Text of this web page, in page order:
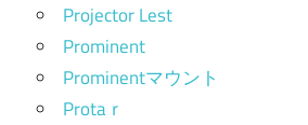
Projector Lest
Prominent
Prominentマウント
Protaｒ